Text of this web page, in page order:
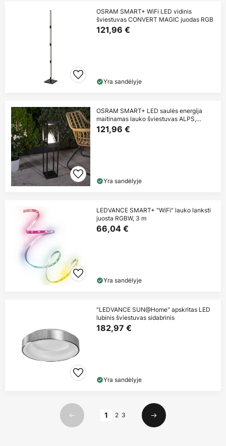
OSRAM SMART+ WiFi LED vidinis
šviestuvas CONVERT MAGIC juodas RGB
121,96 €
Yra sandėlyje
OSRAM SMART+ LED saulės energija
maitinamas lauko šviestuvas ALPS,
juodas
121,96 €
Yra sandėlyje
LEDVANCE SMART+ "WiFi" lauko lanksti
juosta RGBW, 3 m
66,04 €
Yra sandėlyje
"LEDVANCE SUN@Home" apskritas LED
lubinis šviestuvas sidabrinis
182,97 €
Yra sandėlyje
Ankstesnis
1 2 3
Kitas